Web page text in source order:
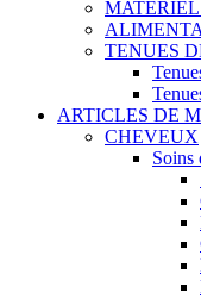
MATERIEL
TENUES
ARTICLES DE
CHEVEUX
Soins